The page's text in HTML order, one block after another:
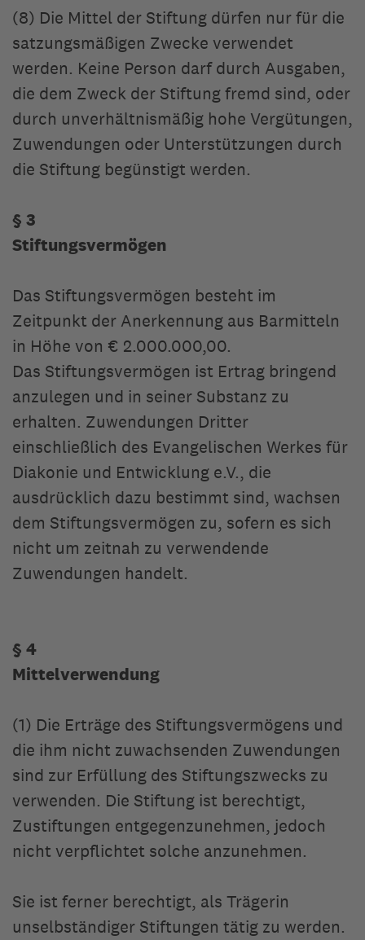
(8) Die Mittel der Stiftung dürfen nur für die
satzungsmäßigen Zwecke verwendet
werden. Keine Person darf durch Ausgaben,
die dem Zweck der Stiftung fremd sind, oder
durch unverhältnismäßig hohe Vergütungen,
Zuwendungen oder Unterstützungen durch
die Stiftung begünstigt werden.
§ 3
Stiftungsvermögen
Das Stiftungsvermögen besteht im
Zeitpunkt der Anerkennung aus Barmitteln
in Höhe von € 2.000.000,00.
Das Stiftungsvermögen ist Ertrag bringend
anzulegen und in seiner Substanz zu
erhalten. Zuwendungen Dritter
einschließlich des Evangelischen Werkes für
Diakonie und Entwicklung e.V., die
ausdrücklich dazu bestimmt sind, wachsen
dem Stiftungsvermögen zu, sofern es sich
nicht um zeitnah zu verwendende
Zuwendungen handelt.
§ 4
Mittelverwendung
(1) Die Erträge des Stiftungsvermögens und
die ihm nicht zuwachsenden Zuwendungen
sind zur Erfüllung des Stiftungszwecks zu
verwenden. Die Stiftung ist berechtigt,
Zustiftungen entgegenzunehmen, jedoch
nicht verpflichtet solche anzunehmen.
Sie ist ferner berechtigt, als Trägerin
unselbständiger Stiftungen tätig zu werden.